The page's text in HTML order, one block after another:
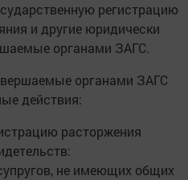
регистрацию
и другие юридически
органами ЗАГС.
органами ЗАГС
действия:
расторжения
не имеющих общих